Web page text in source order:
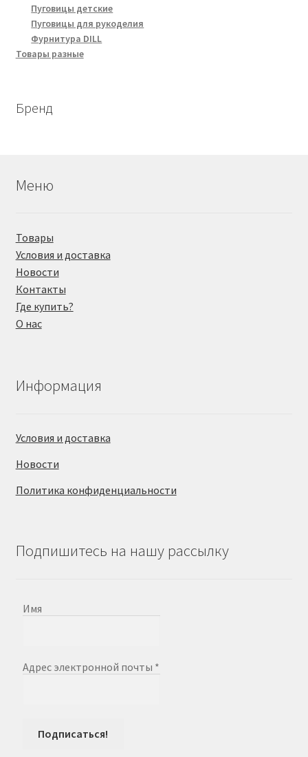
Пуговицы детские
Пуговицы для рукоделия
Фурнитура DILL
Товары разные
Бренд
Меню
Товары
Условия и доставка
Новости
Контакты
Где купить?
О нас
Информация
Условия и доставка
Новости
Политика конфиденциальности
Подпишитесь на нашу рассылку
Имя
Адрес электронной почты *